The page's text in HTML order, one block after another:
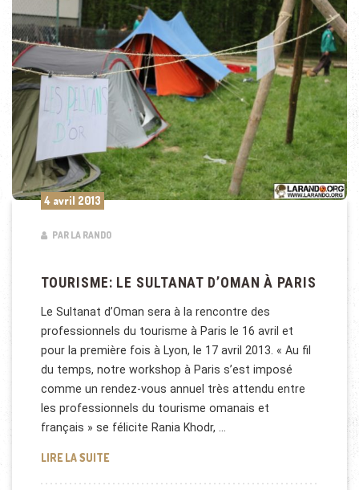
4 avril 2013
PAR LA RANDO
TOURISME: LE SULTANAT D’OMAN À PARIS
Le Sultanat d’Oman sera à la rencontre des
professionnels du tourisme à Paris le 16 avril et
pour la première fois à Lyon, le 17 avril 2013. « Au fil
du temps, notre workshop à Paris s’est imposé
comme un rendez-vous annuel très attendu entre
les professionnels du tourisme omanais et
français » se félicite Rania Khodr, …
LIRE LA SUITETOURISME: LE SULTANAT D’OMAN À PARIS